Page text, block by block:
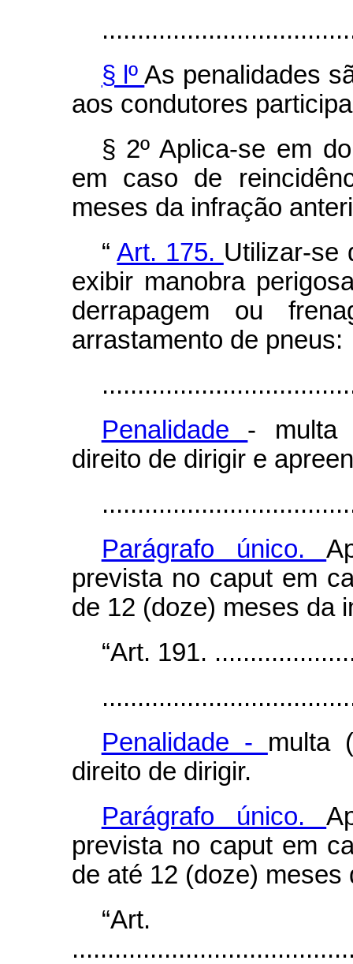
§ lºAs penalidades
aos condutores
§ 2º Aplica-se em
em caso de
meses da infração
“Art. 175. Utilizar-se
exibir manobra
derrapagem ou
arrastamento de pneus:
Penalidade - multa
direito de dirigir e
Parágrafo único.
prevista no caput em
de 12 (doze) meses da
“Art. 191.
Penalidade - multa
direito de dirigir.
Parágrafo único.
prevista no caput em
de até 12 (doze) meses